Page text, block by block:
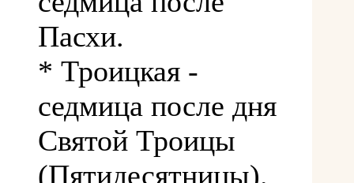
Пасхи.
* Троицкая -
седмица после дня
Святой Троицы
(Пятидесятницы).